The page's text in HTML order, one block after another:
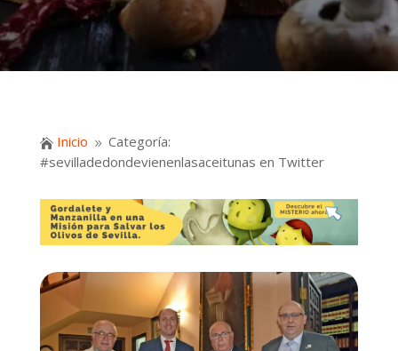
 Inicio 9 Categoría:
#sevilladedondevienenlasaceitunas en Twitter